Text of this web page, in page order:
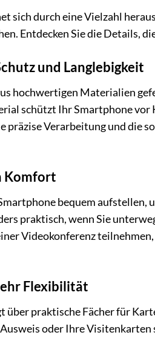
sich durch eine Vielzahl
Entdecken Sie die Details,
und Langlebigkeit
hochwertigen Materialien
schützt Ihr Smartphone vor
Verarbeitung und die
Komfort
bequem aufstellen,
praktisch, wenn Sie
Videokonferenz
Flexibilität
praktische Fächer für
oder Ihre